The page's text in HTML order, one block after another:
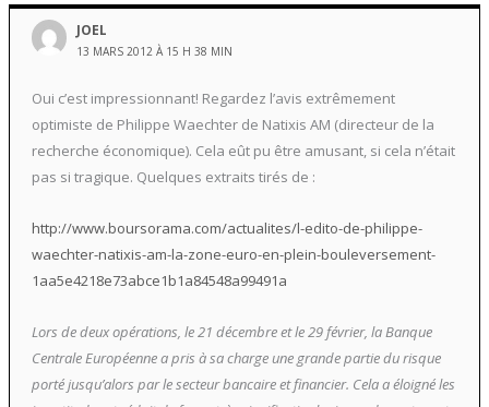
JOEL
13 MARS 2012 À 15 H 38 MIN
Oui c’est impressionnant! Regardez l’avis extrêmement
optimiste de Philippe Waechter de Natixis AM (directeur de la
recherche économique). Cela eût pu être amusant, si cela n’était
pas si tragique. Quelques extraits tirés de :
http://www.boursorama.com/actualites/l-edito-de-philippe-
waechter-natixis-am-la-zone-euro-en-plein-bouleversement-
1aa5e4218e73abce1b1a84548a99491a
Lors de deux opérations, le 21 décembre et le 29 février, la Banque
Centrale Européenne a pris à sa charge une grande partie du risque
porté jusqu’alors par le secteur bancaire et financier. Cela a éloigné les